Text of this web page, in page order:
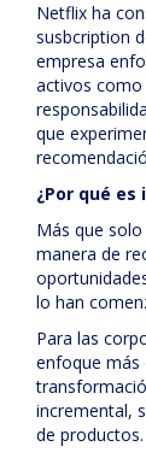
Netflix ha
susbcription
empresa
activos como
que
¿Por qué
Más que
manera de
lo han
Para las
enfoque más
incremental,
de productos.